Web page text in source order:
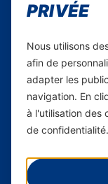
Services
Services Mobiles
Internet
Business
Smartphones
À propos de Yas
PRIVÉE
Nous utilisons
afin de
adapter les
navigation. En
à l'utilisation des
de confidentialité.